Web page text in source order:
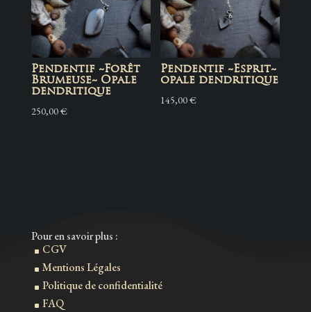
Pendentif ~Forêt
Brumeuse~ Opale
dendritique
250,00€
Pendentif ~Esprit~
opale dendritique
145,00€
Pour en savoir plus :
^ CGV
^ Mentions Légales
^ Politique de confidentialité
^ FAQ